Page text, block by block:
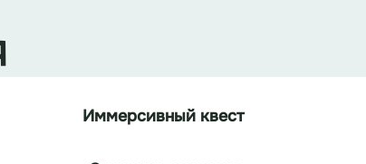
Иммерсивный квест